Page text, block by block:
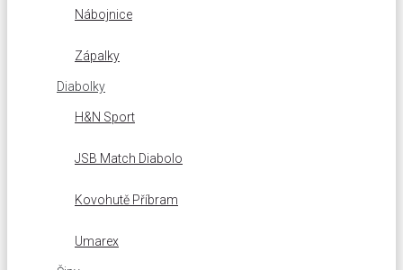
Nábojnice
Zápalky
Diabolky
H&N Sport
JSB Match Diabolo
Kovohutě Příbram
Umarex